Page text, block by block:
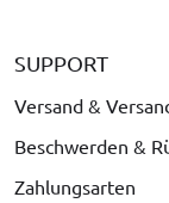
SUPPORT
Versand &
Beschwerden &
Zahlungsarten